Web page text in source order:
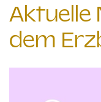
Aktuelle
dem